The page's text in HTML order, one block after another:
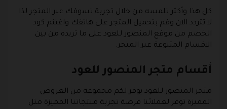
كل هذا وأكثر تلمسه من خلال تجربة تسوقك عبر المتجر لذا
لا تتردد الان وقم بتحميل المتجر على هاتفك واغتنم كود
الخصم من موقع المنصور للعود على ما تريده من بين
الاقسام المتنوعة عبر المتجر.
أقسام متجر المنصور للعود
متجر المنصور للعود يوفر لكم مجموعة من العروض
المميزة توفر لعملائنا فرصة تجربة منتجاتنا المميزة مثل